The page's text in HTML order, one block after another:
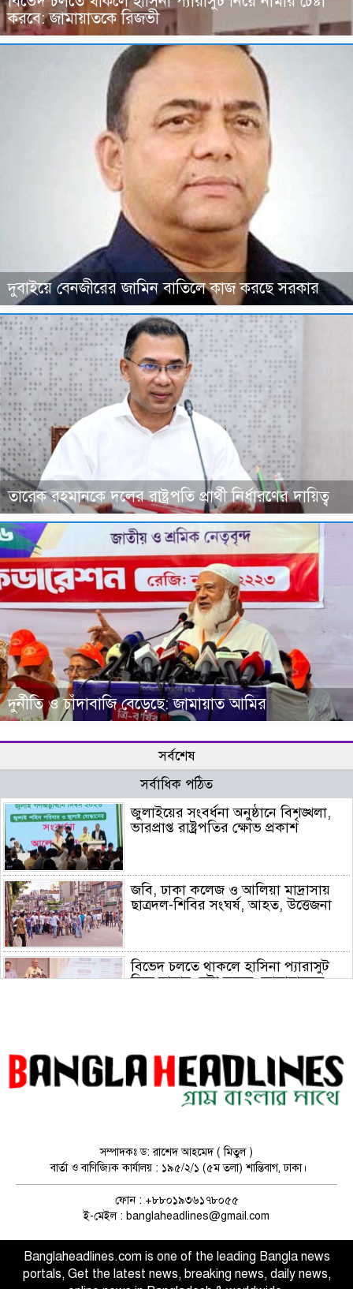
করবে: জামায়াতকে রিজভী
দুবাইয়ে বেনজীরের জামিন বাতিলে কাজ করছে সরকার
তারেক রহমানকে দলের রাষ্ট্রপতি প্রার্থী নির্ধারণের দায়িত্ব
দুর্নীতি ও চাঁদাবাজি বেড়েছে: জামায়াত আমির
সর্বশেষ
সর্বাধিক পঠিত
জুলাইয়ের সংবর্ধনা অনুষ্ঠানে বিশৃঙ্খলা,
ভারপ্রাপ্ত রাষ্ট্রপতির ক্ষোভ প্রকাশ
জবি, ঢাকা কলেজ ও আলিয়া মাদ্রাসায়
ছাত্রদল-শিবির সংঘর্ষ, আহত, উত্তেজনা
বিভেদ চলতে থাকলে হাসিনা প্যারাসুট
নিয়ে নামার চেষ্টা করবে: জামায়াতকে
দেখতে পাচ্ছি : জামায়াত আমির
সম্পাদকঃ ড: রাশেদ আহমেদ ( মিতুল )
বার্তা ও বাণিজ্যিক কার্যালয় : ১৯৫/২/১ (৫ম তলা) শান্তিবাগ, ঢাকা।
ফোন : +৮৮০১৯৩৬১৭৮০৫৫
ই-মেইল : banglaheadlines@gmail.com
Banglaheadlines.com is one of the leading Bangla news
portals, Get the latest news, breaking news, daily news,